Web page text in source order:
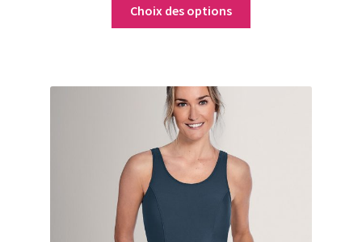
initial
était :
actuel
est :
Choix des options